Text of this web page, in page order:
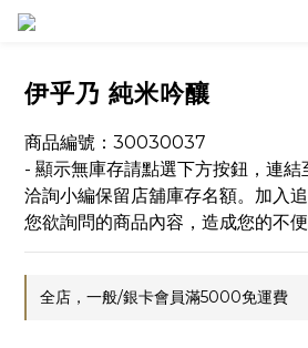
伊乎乃 純米吟釀
商品編號：30030037
- 顯示無庫存請點選下方按鈕，連
洽詢小編保留店舖庫存名額。加入
您欲詢問的商品內容，造成您的不便
全店，一般/銀卡會員滿5000免運費